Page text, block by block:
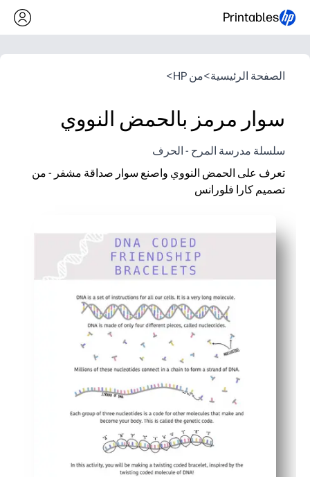
Printables
الصفحة الرئيسية>من HP >
سوار مرمز بالحمض النووي
سلسلة مدرسة المرح - الحرف
تعرف على الحمض النووي واصنع سوار صداقة مشفر - من
تصميم كارا فلورانس